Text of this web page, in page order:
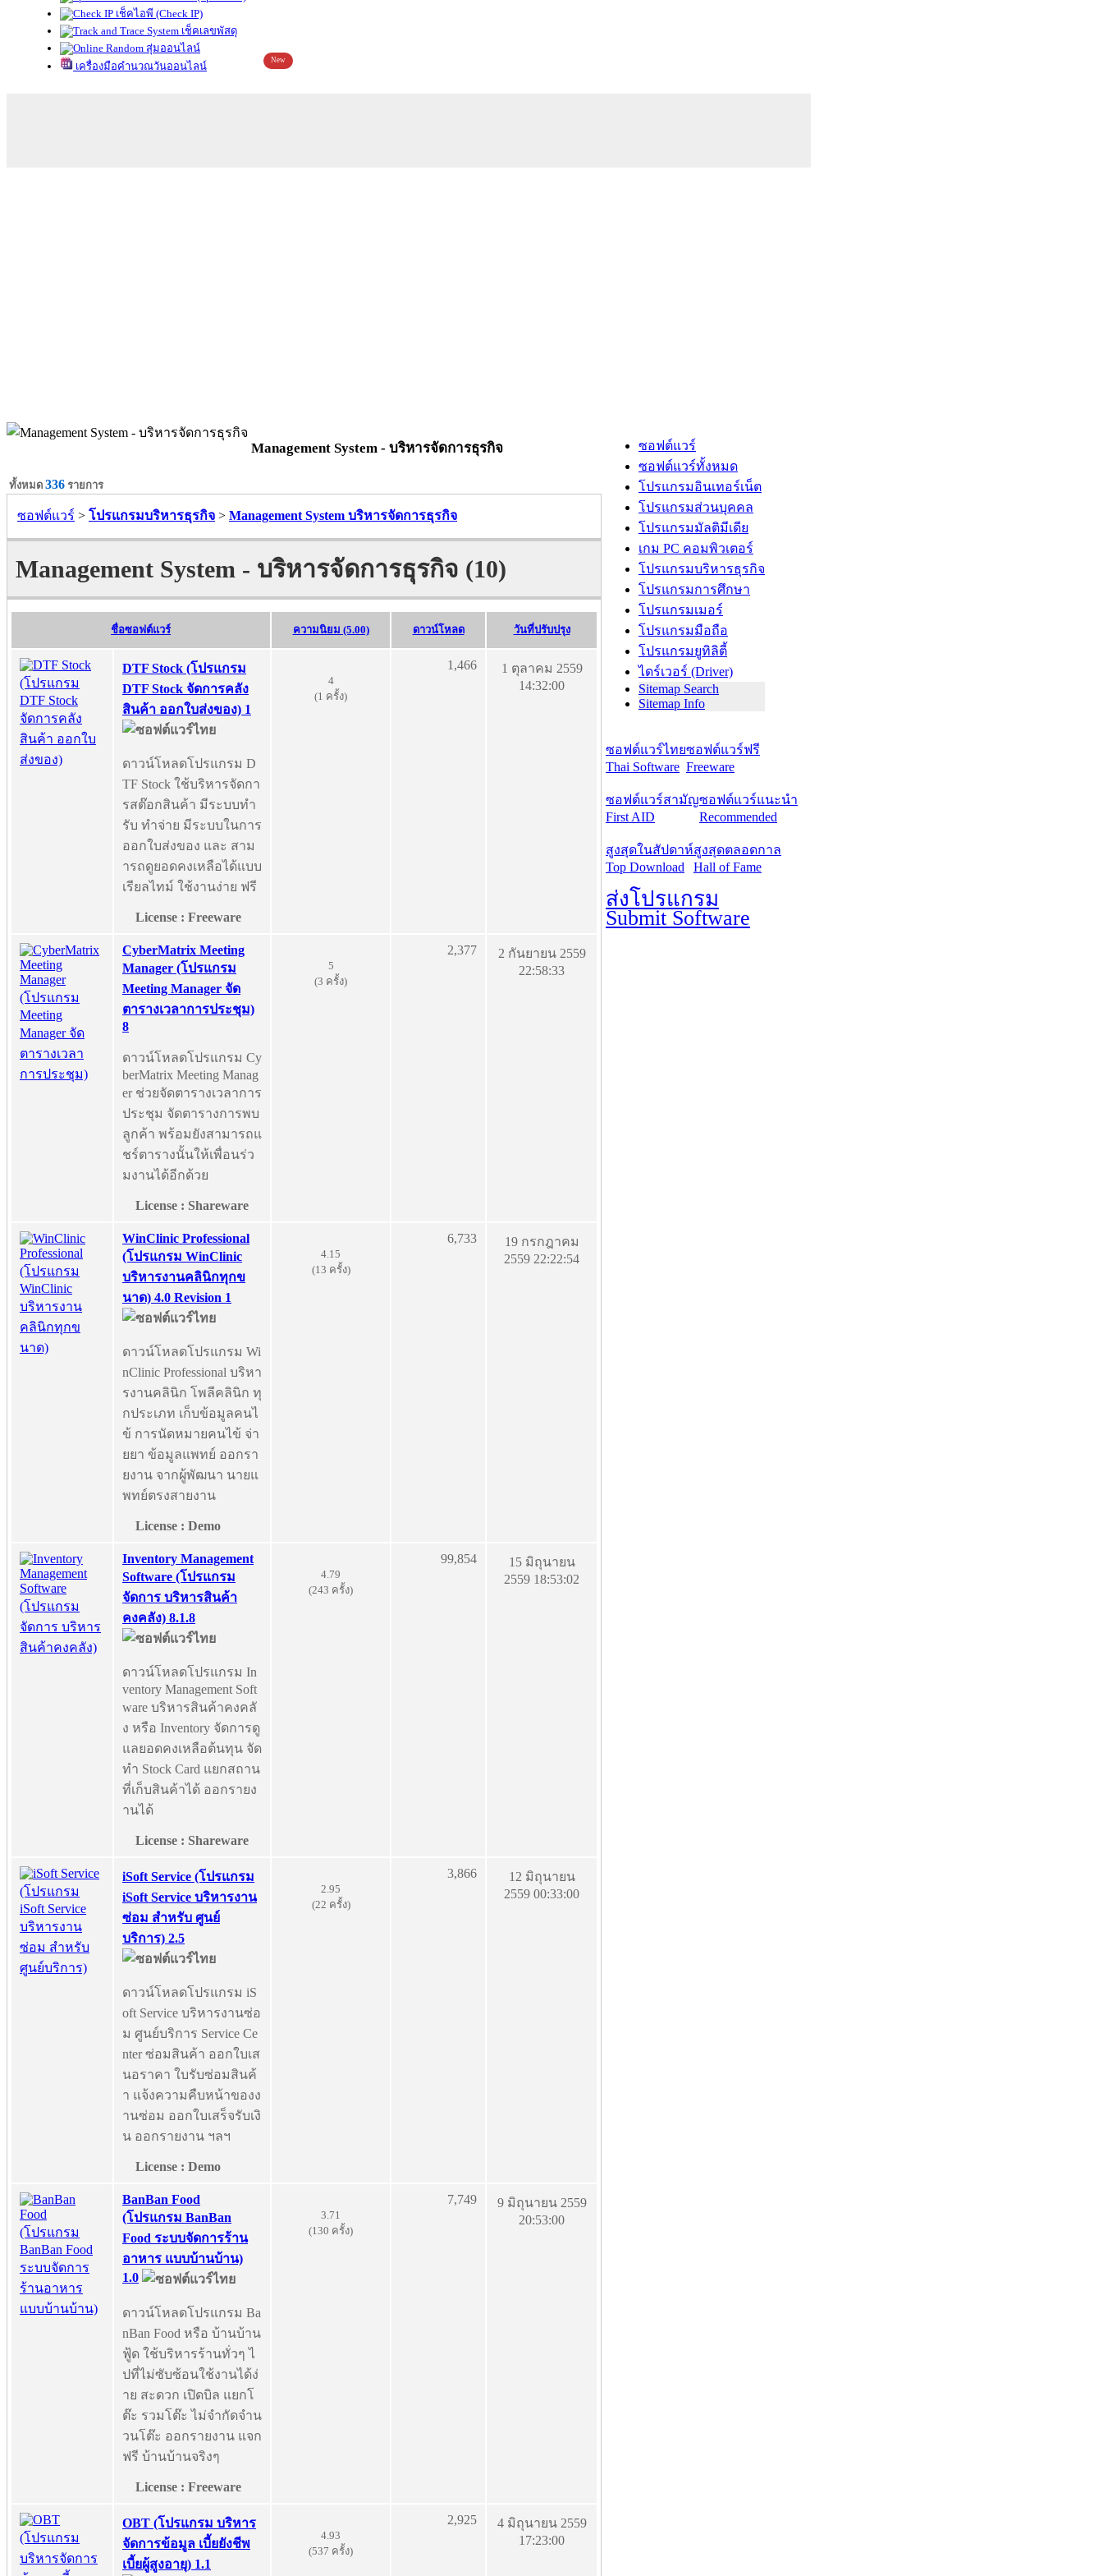
เช็คไอพี (Check IP)
เช็คเลขพัสดุ
สุ่มออนไลน์
เครื่องมือคำนวณวันออนไลน์
New
Management System - บริหารจัดการธุรกิจ
ทั้งหมด 336 รายการ
ซอฟต์แวร์ > โปรแกรมบริหารธุรกิจ > Management System บริหารจัดการธุรกิจ
Management System - บริหารจัดการธุรกิจ (10)
ชื่อซอฟต์แวร์ ความนิยม (5.00) ดาวน์โหลด วันที่ปรับปรุง
DTF Stock (โปรแกรม
DTF Stock จัดการคลัง
สินค้า ออกใบส่งของ) 1
ดาวน์โหลดโปรแกรม D
TF Stock ใช้บริหารจัดกา
รสต๊อกสินค้า มีระบบทำ
รับ ทำจ่าย มีระบบในการ
ออกใบส่งของ และ สาม
ารถดูยอดคงเหลือได้แบบ
เรียลไทม์ ใช้งานง่าย ฟรี
License : Freeware
4
(1 ครั้ง)
1,466
1 ตุลาคม 2559
14:32:00
CyberMatrix Meeting
Manager (โปรแกรม
Meeting Manager จัด
ตารางเวลาการประชุม)
8
ดาวน์โหลดโปรแกรม Cy
berMatrix Meeting Manag
er ช่วยจัดตารางเวลาการ
ประชุม จัดตารางการพบ
ลูกค้า พร้อมยังสามารถแ
ชร์ตารางนั้นให้เพื่อนร่ว
มงานได้อีกด้วย
License : Shareware
5
(3 ครั้ง)
2,377
2 กันยายน 2559
22:58:33
WinClinic Professional
(โปรแกรม WinClinic
บริหารงานคลินิกทุกข
นาด) 4.0 Revision 1
ดาวน์โหลดโปรแกรม Wi
nClinic Professional บริหา
รงานคลินิก โพลีคลินิก ทุ
กประเภท เก็บข้อมูลคนไ
ข้ การนัดหมายคนไข้ จ่า
ยยา ข้อมูลแพทย์ ออกรา
ยงาน จากผู้พัฒนา นายแ
พทย์ตรงสายงาน
License : Demo
4.15
(13 ครั้ง)
6,733
19 กรกฎาคม
2559 22:22:54
Inventory Management
Software (โปรแกรม
จัดการ บริหารสินค้า
คงคลัง) 8.1.8
ดาวน์โหลดโปรแกรม In
ventory Management Soft
ware บริหารสินค้าคงคลั
ง หรือ Inventory จัดการดู
แลยอดคงเหลือต้นทุน จัด
ทำ Stock Card แยกสถาน
ที่เก็บสินค้าได้ ออกรายง
านได้
License : Shareware
4.79
(243 ครั้ง)
99,854
15 มิถุนายน
2559 18:53:02
iSoft Service (โปรแกรม
iSoft Service บริหารงาน
ซ่อม สำหรับ ศูนย์
บริการ) 2.5
ดาวน์โหลดโปรแกรม iS
oft Service บริหารงานซ่อ
ม ศูนย์บริการ Service Ce
nter ซ่อมสินค้า ออกใบเส
นอราคา ใบรับซ่อมสินค้
า แจ้งความคืบหน้าของง
านซ่อม ออกใบเสร็จรับเงิ
น ออกรายงาน ฯลฯ
License : Demo
2.95
(22 ครั้ง)
3,866
12 มิถุนายน
2559 00:33:00
BanBan Food
(โปรแกรม BanBan
Food ระบบจัดการร้าน
อาหาร แบบบ้านบ้าน)
1.0
ดาวน์โหลดโปรแกรม Ba
nBan Food หรือ บ้านบ้าน
ฟู้ด ใช้บริหารร้านทั่วๆ ไ
ปที่ไม่ซับซ้อนใช้งานได้ง่
าย สะดวก เปิดบิล แยกโ
ต๊ะ รวมโต๊ะ ไม่จำกัดจำน
วนโต๊ะ ออกรายงาน แจก
ฟรี บ้านบ้านจริงๆ
License : Freeware
3.71
(130 ครั้ง)
7,749
9 มิถุนายน 2559
20:53:00
OBT (โปรแกรม บริหาร
จัดการข้อมูล เบี้ยยังชีพ
เบี้ยผู้สูงอายุ) 1.1
4.93
(537 ครั้ง)
2,925
4 มิถุนายน 2559
17:23:00
ซอฟต์แวร์
ซอฟต์แวร์ทั้งหมด
โปรแกรมอินเทอร์เน็ต
โปรแกรมส่วนบุคคล
โปรแกรมมัลติมีเดีย
เกม PC คอมพิวเตอร์
โปรแกรมบริหารธุรกิจ
โปรแกรมการศึกษา
โปรแกรมเมอร์
โปรแกรมมือถือ
โปรแกรมยูทิลิตี้
ไดร์เวอร์ (Driver)
Sitemap Search
Sitemap Info
ซอฟต์แวร์ไทย
Thai Software
ซอฟต์แวร์ฟรี
Freeware
ซอฟต์แวร์สามัญ
First AID
ซอฟต์แวร์แนะนำ
Recommended
สูงสุดในสัปดาห์
Top Download
สูงสุดตลอดกาล
Hall of Fame
ส่งโปรแกรม
Submit Software